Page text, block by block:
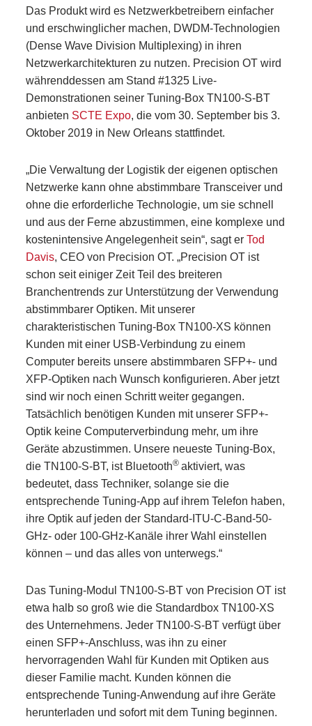
Das Produkt wird es Netzwerkbetreibern einfacher
und erschwinglicher machen, DWDM-Technologien
(Dense Wave Division Multiplexing) in ihren
Netzwerkarchitekturen zu nutzen. Precision OT wird
währenddessen am Stand #1325 Live-
Demonstrationen seiner Tuning-Box TN100-S-BT
anbieten SCTE Expo, die vom 30. September bis 3.
Oktober 2019 in New Orleans stattfindet.
„Die Verwaltung der Logistik der eigenen optischen
Netzwerke kann ohne abstimmbare Transceiver und
ohne die erforderliche Technologie, um sie schnell
und aus der Ferne abzustimmen, eine komplexe und
kostenintensive Angelegenheit sein“, sagt er Tod
Davis, CEO von Precision OT. „Precision OT ist
schon seit einiger Zeit Teil des breiteren
Branchentrends zur Unterstützung der Verwendung
abstimmbarer Optiken. Mit unserer
charakteristischen Tuning-Box TN100-XS können
Kunden mit einer USB-Verbindung zu einem
Computer bereits unsere abstimmbaren SFP+- und
XFP-Optiken nach Wunsch konfigurieren. Aber jetzt
sind wir noch einen Schritt weiter gegangen.
Tatsächlich benötigen Kunden mit unserer SFP+-
Optik keine Computerverbindung mehr, um ihre
Geräte abzustimmen. Unsere neueste Tuning-Box,
die TN100-S-BT, ist Bluetooth® aktiviert, was
bedeutet, dass Techniker, solange sie die
entsprechende Tuning-App auf ihrem Telefon haben,
ihre Optik auf jeden der Standard-ITU-C-Band-50-
GHz- oder 100-GHz-Kanäle ihrer Wahl einstellen
können – und das alles von unterwegs.“
Das Tuning-Modul TN100-S-BT von Precision OT ist
etwa halb so groß wie die Standardbox TN100-XS
des Unternehmens. Jeder TN100-S-BT verfügt über
einen SFP+-Anschluss, was ihn zu einer
hervorragenden Wahl für Kunden mit Optiken aus
dieser Familie macht. Kunden können die
entsprechende Tuning-Anwendung auf ihre Geräte
herunterladen und sofort mit dem Tuning beginnen.